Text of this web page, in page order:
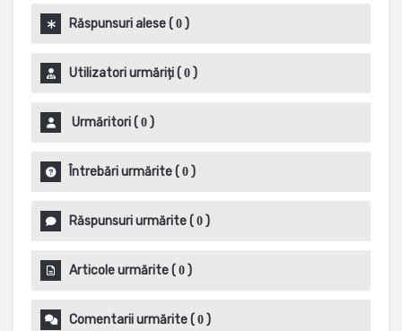
Răspunsuri alese( 0 )
Utilizatori urmăriți( 0 )
Urmăritori( 0 )
Întrebări urmărite( 0 )
Răspunsuri urmărite( 0 )
Articole urmărite( 0 )
Comentarii urmărite( 0 )